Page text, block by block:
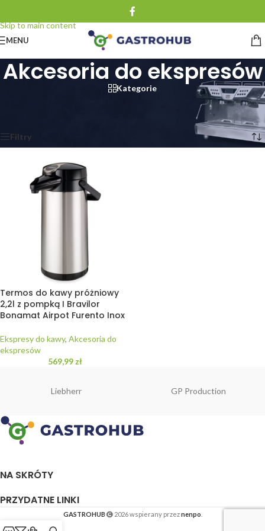
Skip to main content
MENU
Akcesoria do ekspresów
Kategorie
Akcesoria do ekspresów
Filtry
Termos do kawy próżniowy
2,2l z pompką I Bravilor
Bonamat Airpot Furento Inox
Ekspresy do kawy, Akcesoria do
ekspresów
569,99 zł
Liebherr GP Production
NA SKRÓTY
PRZYDATNE LINKI
GASTROHUB 2026 wspierany przeznenpo